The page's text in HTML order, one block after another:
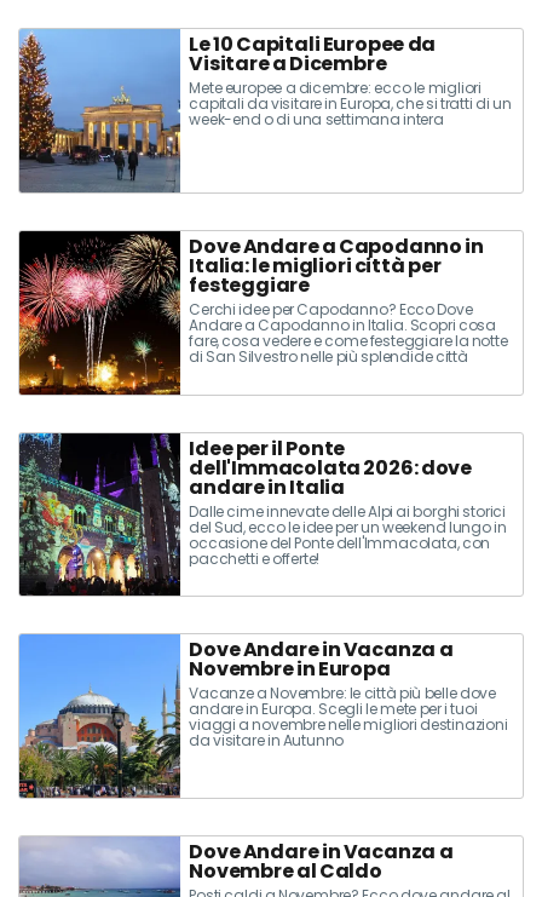
Le 10 Capitali Europee da
Visitare a Dicembre
Mete europee a dicembre: ecco le migliori
capitali da visitare in Europa, che si tratti di un
week-end o di una settimana intera
Dove Andare a Capodanno in
Italia: le migliori città per
festeggiare
Cerchi idee per Capodanno? Ecco Dove
Andare a Capodanno in Italia. Scopri cosa
fare, cosa vedere e come festeggiare la notte
di San Silvestro nelle più splendide città
Idee per il Ponte
dell'Immacolata 2026: dove
andare in Italia
Dalle cime innevate delle Alpi ai borghi storici
del Sud, ecco le idee per un weekend lungo in
occasione del Ponte dell'Immacolata, con
pacchetti e offerte!
Dove Andare in Vacanza a
Novembre in Europa
Vacanze a Novembre: le città più belle dove
andare in Europa. Scegli le mete per i tuoi
viaggi a novembre nelle migliori destinazioni
da visitare in Autunno
Dove Andare in Vacanza a
Novembre al Caldo